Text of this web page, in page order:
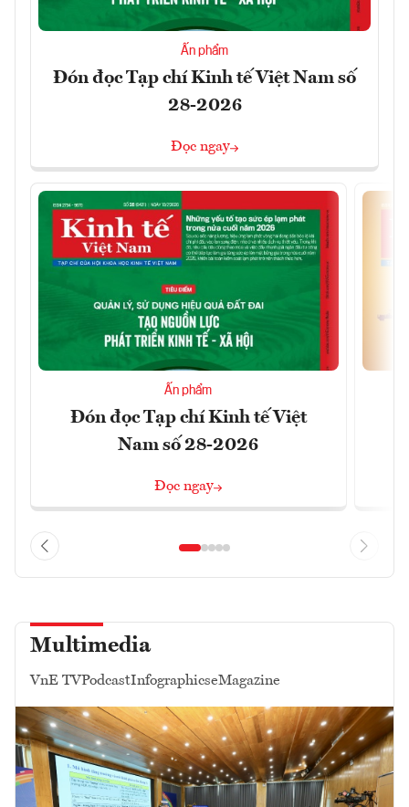
Ấn phẩm
Đón đọc Tạp chí Kinh tế Việt Nam số
28-2026
Đọc ngay
Ấn phẩm
Đón đọc Tạp chí Kinh tế Việt
Nam số 28-2026
Đọc ngay
Multimedia
VnE TVPodcastInfographicseMagazine